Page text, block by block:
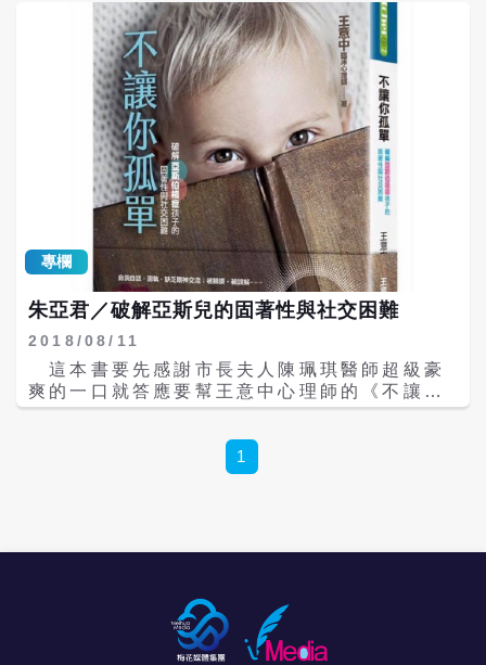
長階段，翻車魚每天就可以增重約1公斤左
右。牠們為什麼會被稱為翻車魚，主要是因為
牠總是翻過來側著身體游泳，似乎在享受日光
浴。事實上，翻車魚缺少真正的尾巴，只要海
水有浪，牠就翻來覆去，無法保持平衡，所以
常常會「翻車」。 翻車魚還是一種季節性洄游
的魚類，通常會根據季節和水溫變化來改變自
己的棲息位置，比如在溫暖的季節靠近海岸，
寒冷的季節就向深水區遷徙，牠們就這樣在海
洋裡過著自己獨特的節奏。 翻車魚因缺少遊客
互動變得消沉、自閉，反映出動物的心理需求
之一是對社交互動的。這表明即使是魚類，也
會受到環境變化的影響，尤其是來自外界的刺
激可以幫助牠們減少孤獨感和抑鬱情緒。此
外，這也揭示了動物不僅需要生理上的照顧，
還需要精神層面的照顧，適當的社交活動有助
於提升牠們的生活的幸福感。
這天中央大學資訊管理系四年級同學劉錦宜，
財團法人肯納自閉症基金會老師林小唷來節目
見證「自閉」症孩子其實不「自我封閉」，她
們宣導正名「肯納兒」呼籲社會肯定接納。
\r\n「你很自閉耶！」社會上普遍的認知「自
閉」是負面詞彙，字面直譯是「自我封閉」連
帶的自閉症被刻板化的誤解，劉錦宜表示，經
由接觸才發現反差太大，自閉症兒其實活潑、
樂於分享，他們跑來聊天問候，跑來把她收藏
的美少女戰士貼紙送給你，他們善良的看到滿
手拿東西，會主動伸出援手要幫你分擔幫你
拿，真誠的態度讓人感動讓人融化。劉錦宜在
肯納園找到心底「關注不被看到的那群人，帶
他們去找到價值」的人生方向。\r\n林小唷的
微笑常掛臉龐，青麗可人，她輕聲談起她畢業
後原本在教會工作，然後兼職去北投石牌區肯
納園教畫畫，一週一次的兼課老師的經驗很愉
悅，她指稱18～38歲的青年成人為「孩子」，
外表有些不自然和一般人不太一樣的面容眼神
國中學生的心智，林小唷說：每個「孩子」都
有自己的可愛的天真赤子心，相處半年後，她
受到自閉症孩子熱情的一面，並非字面狹隘誤
導的「自閉」字義可以概括形容，而是應該要
「正名」改變社會認知，讓社會大眾來「肯
專欄
朱亞君／破解亞斯兒的固著性與社交困難
2018/08/11
這本書要先感謝市長夫人陳珮琪醫師超級豪
爽的一口就答應要幫王意中心理師的《不讓你
孤單──破解亞斯伯格症孩子的固著性與社交困
辭），真感動！但家有大小兩個亞斯(亞斯老公
與亞斯兒子)，對於亞斯的困境，我想名人之
１。社交技巧笨拙、互動能力薄弱\r\n２。缺
乏同理心、難以與他人情感交流\r\n３。常以
自我為中心的想法，解釋事情\r\n４。有明顯
1